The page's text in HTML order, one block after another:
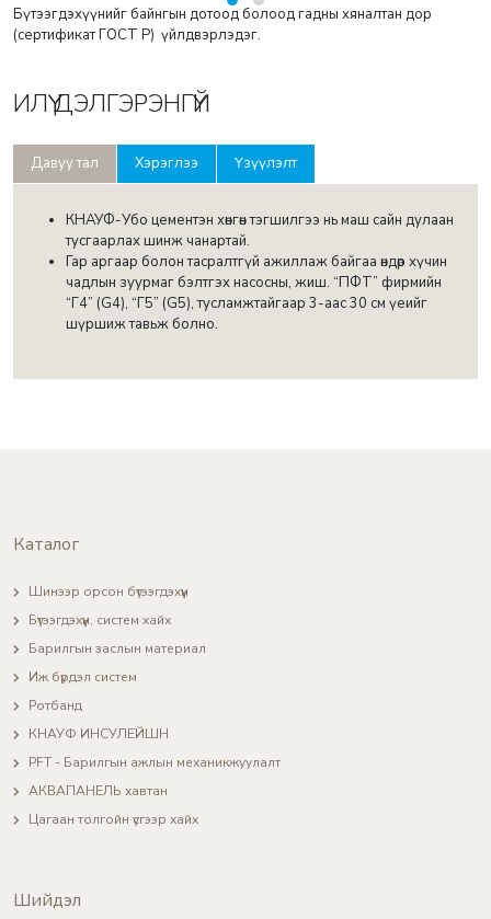
Бүтээгдэхүүнийг байнгын дотоод болоод гадны хяналтан дор
(сертификат ГОСТ Р) үйлдвэрлэдэг.
ИЛҮҮ ДЭЛГЭРЭНГҮЙ
Давуу тал Хэрэглээ Үзүүлэлт
КНАУФ-Убо цементэн хөнгөн тэгшилгээ нь маш сайн дулаан
тусгаарлах шинж чанартай.
Гар аргаар болон тасралтгүй ажиллаж байгаа өндөр хүчин
чадлын зуурмаг бэлтгэх насосны, жиш. “ПФТ” фирмийн
“Г4” (G4), “Г5” (G5), тусламжтайгаар 3-аас 30 см үеийг
шүршиж тавьж болно.
Каталог
Шинээр орсон бүтээгдэхүүн
Бүтээгдэхүүн, систем хайх
Барилгын заслын материал
Иж бүрдэл систем
Ротбанд
КНАУФ ИНСУЛЕЙШН
PFT - Барилгын ажлын механикжуулалт
АКВАПАНЕЛЬ хавтан
Цагаан толгойн үсгээр хайх
Шийдэл